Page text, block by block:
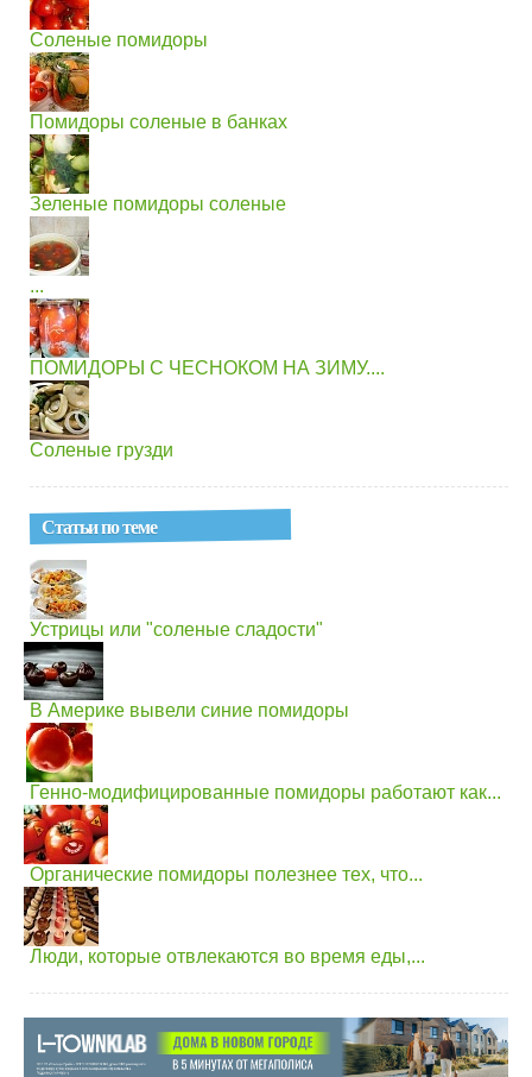
Соленые помидоры
Помидоры соленые в банках
Зеленые помидоры соленые
...
ПОМИДОРЫ С ЧЕСНОКОМ НА ЗИМУ....
Соленые грузди
Статьи по теме
Устрицы или "соленые сладости"
В Америке вывели синие помидоры
Генно-модифицированные помидоры работают как...
Органические помидоры полезнее тех, что...
Люди, которые отвлекаются во время еды,...